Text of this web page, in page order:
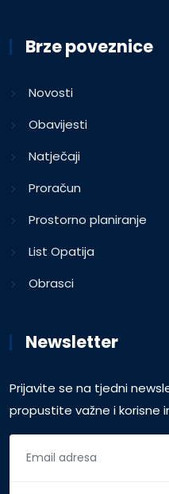
Brze poveznice
Novosti
Obavijesti
Natječaji
Proračun
Prostorno planiranje
List Opatija
Obrasci
Newsletter
Prijavite se na tjedni
propustite važne i korisne